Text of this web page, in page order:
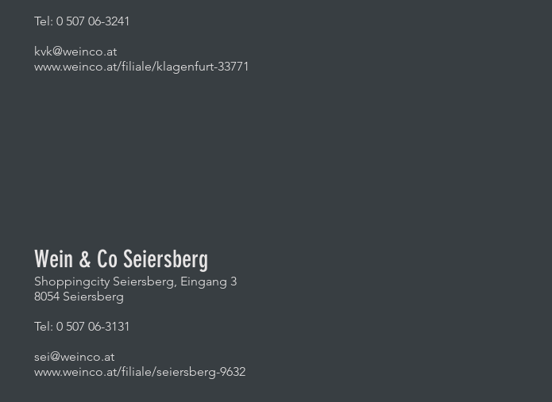
Tel: 0 507 06-3241
kvk@weinco.at
www.weinco.at/filiale/klagenfurt-33771
Wein & Co Seiersberg
Shoppingcity Seiersberg, Eingang 3
8054 Seiersberg
Tel: 0 507 06-3131
sei@weinco.at
www.weinco.at/filiale/seiersberg-9632